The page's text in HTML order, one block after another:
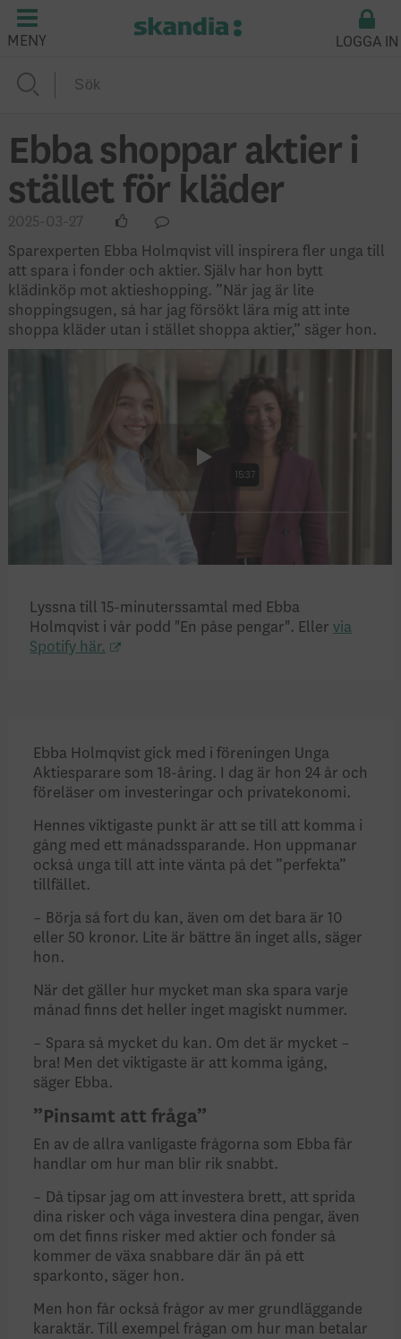
MENY LOGGA IN
Ebba shoppar aktier i
stället för kläder
2025-03-27
Sparexperten Ebba Holmqvist vill inspirera fler unga till
att spara i fonder och aktier. Själv har hon bytt
klädinköp mot aktieshopping. ”När jag är lite
shoppingsugen, så har jag försökt lära mig att inte
shoppa kläder utan i stället shoppa aktier,” säger hon.
Lyssna till 15-minuterssamtal med Ebba
Holmqvist i vår podd "En påse pengar". Ellervia
Spotify här.
Ebba Holmqvist gick med i föreningen Unga
Aktiesparare som 18-åring. I dag är hon 24 år och
föreläser om investeringar och privatekonomi.
Hennes viktigaste punkt är att se till att komma i
gång med ett månadssparande. Hon uppmanar
också unga till att inte vänta på det ”perfekta”
tillfället.
– Börja så fort du kan, även om det bara är 10
eller 50 kronor. Lite är bättre än inget alls, säger
hon.
När det gäller hur mycket man ska spara varje
månad finns det heller inget magiskt nummer.
– Spara så mycket du kan. Om det är mycket –
bra! Men det viktigaste är att komma igång,
säger Ebba.
”Pinsamt att fråga”
En av de allra vanligaste frågorna som Ebba får
handlar om hur man blir rik snabbt.
– Då tipsar jag om att investera brett, att sprida
dina risker och våga investera dina pengar, även
om det finns risker med aktier och fonder så
kommer de växa snabbare där än på ett
sparkonto, säger hon.
Men hon får också frågor av mer grundläggande
karaktär. Till exempel frågan om hur man betalar